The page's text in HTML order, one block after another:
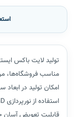
تولید لایت باکس
مناسب فروشگاه‌ها،
امکان تولید در ابعاد
استفاده از نورپردازی LED/SMD کم‌مصرف با نور یکنواخت